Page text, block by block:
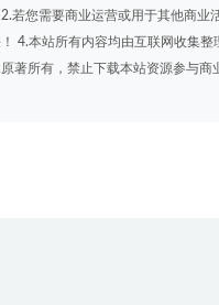
若您需要商业运营或用于其他商业
4.本站所有内容均由互联网收集
著所有，禁止下载本站资源参与商